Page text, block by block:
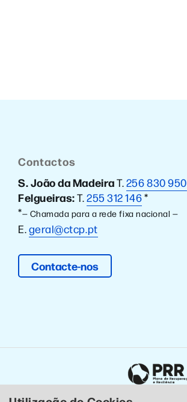
Contactos
S. João da MadeiraT.256 830 950
Felgueiras:T.255 312 146*
*— Chamada para a rede fixa nacional —
E.geral@ctcp.pt
Contacte-nos